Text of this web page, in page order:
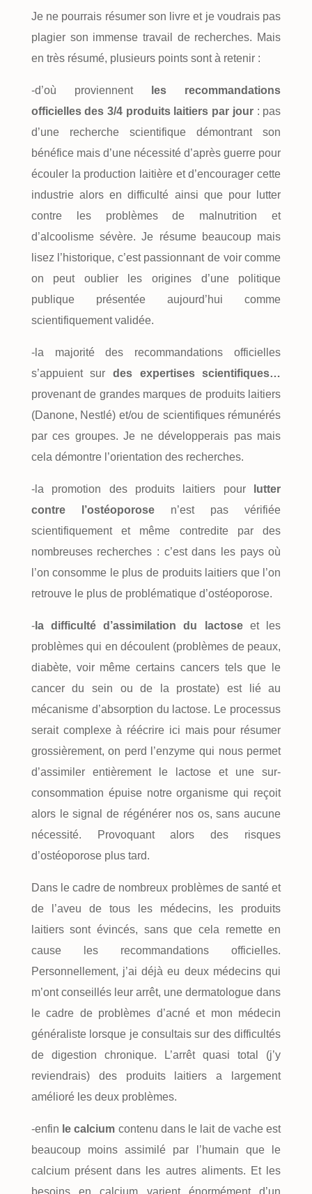
Je ne pourrais résumer son livre et je voudrais pas
plagier son immense travail de recherches. Mais
en très résumé, plusieurs points sont à retenir :
-d’où proviennent
les recommandations
officielles des 3/4 produits laitiers par jour: pas
d’une recherche scientifique démontrant son
bénéfice mais d’une nécessité d’après guerre pour
écouler la production laitière et d’encourager cette
industrie alors en difficulté ainsi que pour lutter
contre les problèmes de malnutrition et
d’alcoolisme sévère. Je résume beaucoup mais
lisez l’historique, c’est passionnant de voir comme
on peut oublier les origines d’une politique
publique présentée aujourd’hui comme
scientifiquement validée.
-la majorité des recommandations officielles
s’appuient sur des expertises scientifiques…
provenant de grandes marques de produits laitiers
(Danone, Nestlé) et/ou de scientifiques rémunérés
par ces groupes. Je ne développerais pas mais
cela démontre l’orientation des recherches.
-la promotion des produits laitiers pour
lutter
contre l’ostéoporosen’est pas vérifiée
scientifiquement et même contredite par des
nombreuses recherches : c’est dans les pays où
l’on consomme le plus de produits laitiers que l’on
retrouve le plus de problématique d’ostéoporose.
-la difficulté d’assimilation du lactose et les
problèmes qui en découlent (problèmes de peaux,
diabète, voir même certains cancers tels que le
cancer du sein ou de la prostate) est lié au
mécanisme d’absorption du lactose. Le processus
serait complexe à réécrire ici mais pour résumer
grossièrement, on perd l’enzyme qui nous permet
d’assimiler entièrement le lactose et une sur-
consommation épuise notre organisme qui reçoit
alors le signal de régénérer nos os, sans aucune
nécessité. Provoquant alors des risques
d’ostéoporose plus tard.
Dans le cadre de nombreux problèmes de santé et
de l’aveu de tous les médecins, les produits
laitiers sont évincés, sans que cela remette en
cause les recommandations officielles.
Personnellement, j’ai déjà eu deux médecins qui
m’ont conseillés leur arrêt, une dermatologue dans
le cadre de problèmes d’acné et mon médecin
généraliste lorsque je consultais sur des difficultés
de digestion chronique. L’arrêt quasi total (j’y
reviendrais) des produits laitiers a largement
amélioré les deux problèmes.
-enfin le calcium contenu dans le lait de vache est
beaucoup moins assimilé par l’humain que le
calcium présent dans les autres aliments. Et les
besoins en calcium varient énormément d’un